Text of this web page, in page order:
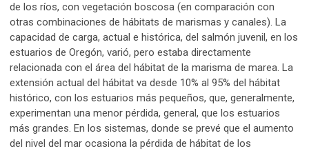
de los ríos, con vegetación boscosa (en comparación con
otras combinaciones de hábitats de marismas y canales). La
capacidad de carga, actual e histórica, del salmón juvenil, en los
estuarios de Oregón, varió, pero estaba directamente
relacionada con el área del hábitat de la marisma de marea. La
extensión actual del hábitat va desde 10% al 95% del hábitat
histórico, con los estuarios más pequeños, que, generalmente,
experimentan una menor pérdida, general, que los estuarios
más grandes. En los sistemas, donde se prevé que el aumento
del nivel del mar ocasiona la pérdida de hábitat de los